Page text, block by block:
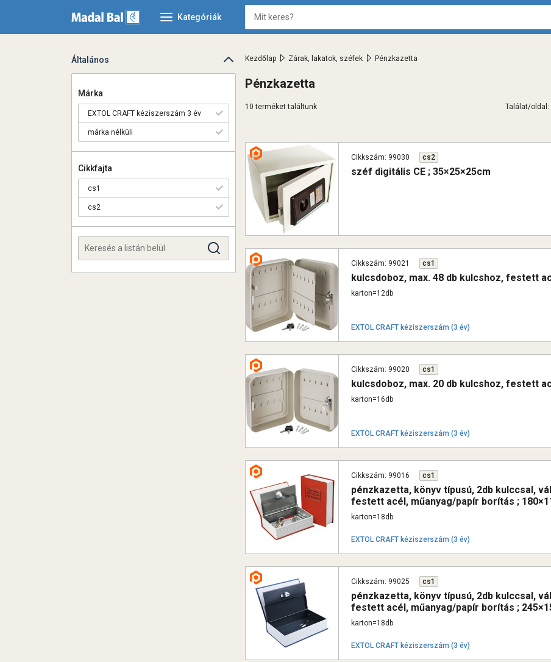
Kategóriák
Kezdőlap > Zárak, lakatok, széfek > Pénzkazetta
Pénzkazetta
10 terméket találtunk Találat/oldal:
Cikkszám: 99030 cs2
széf digitális CE ; 35×25×25cm
Cikkszám: 99021 cs1
kulcsdoboz, max. 48 db kulcshoz, festett
karton=12db
EXTOL CRAFT kéziszerszám (3 év)
Cikkszám: 99020 cs1
kulcsdoboz, max. 20 db kulcshoz, festett
karton=16db
EXTOL CRAFT kéziszerszám (3 év)
Cikkszám: 99016 cs1
pénzkazetta, könyv típusú, 2db kulccsal,
festett acél, műanyag/papír borítás ;
karton=18db
EXTOL CRAFT kéziszerszám (3 év)
Cikkszám: 99025 cs1
pénzkazetta, könyv típusú, 2db kulccsal,
festett acél, műanyag/papír borítás ;
karton=18db
EXTOL CRAFT kéziszerszám (3 év)
Általános
Márka
EXTOL CRAFT kéziszerszám 3 év
márka nélküli
Cikkfajta
cs1
cs2